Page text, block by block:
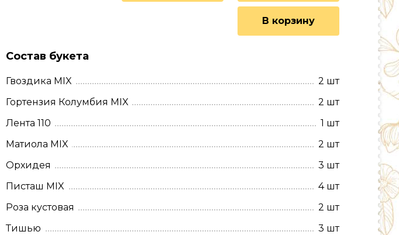
В корзину
Состав букета
Гвоздика MIX
2 шт
Гортензия Колумбия MIX
2 шт
Лента 110
1 шт
Матиола MIX
2 шт
Орхидея
3 шт
Писташ MIX
4 шт
Роза кустовая
2 шт
Тишью
3 шт